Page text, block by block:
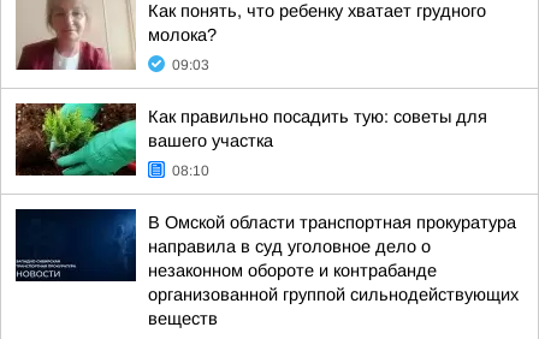
Как понять, что ребенку хватает грудного
молока?
09:03
Как правильно посадить тую: советы для
вашего участка
08:10
В Омской области транспортная прокуратура
направила в суд уголовное дело о
незаконном обороте и контрабанде
организованной группой сильнодействующих
веществ